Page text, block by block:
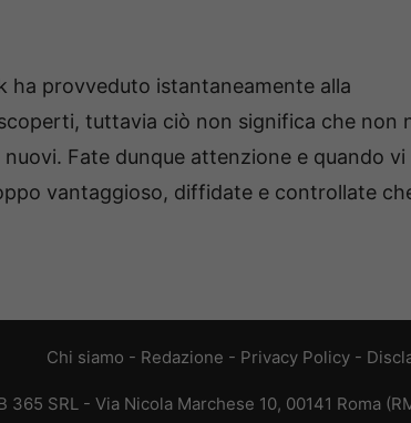
ha provveduto istantaneamente alla
tuttavia ciò non significa che non
Fate dunque attenzione e quando vi
vantaggioso, diffidate e controllate
Chi siamo - Redazione - Privacy Policy -
SRL - Via Nicola Marchese 10, 00141 Roma